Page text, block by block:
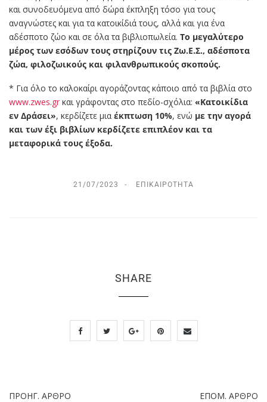
και συνοδευόμενα από δώρα έκπληξη τόσο για τους
αναγνώστες και για τα κατοικίδιά τους, αλλά και για ένα
αδέσποτο ζώο και σε όλα τα βιβλιοπωλεία. Το μεγαλύτερο
μέρος των εσόδων τους στηρίζουν τις Ζω.Ε.Σ., αδέσποτα
ζώα, φιλοζωικούς και φιλανθρωπικούς σκοπούς.
* Για όλο το καλοκαίρι αγοράζοντας κάποιο από τα βιβλία στο
www.zwes.gr και γράφοντας στο πεδίο-σχόλια: «Κατοικίδια
εν Δράσει», κερδίζετε μια έκπτωση 10%, ενώ με την αγορά
και των έξι βιβλίων κερδίζετε επιπλέον και τα
μεταφορικά τους έξοδα.
21/07/2023 ΕΠΙΚΑΙΡΌΤΗΤΑ
SHARE
ΠΡΟΗΓ. ΆΡΘΡΟ ΕΠΌΜ. ΆΡΘΡΟ